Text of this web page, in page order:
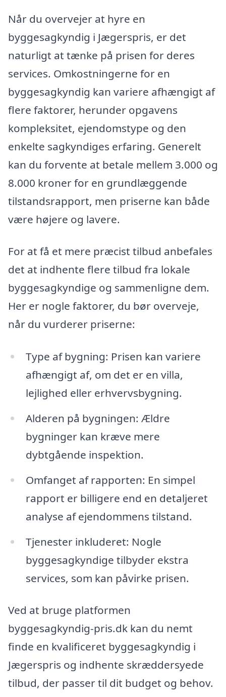
Når du overvejer at hyre en
byggesagkyndig i Jægerspris, er det
naturligt at tænke på prisen for deres
services. Omkostningerne for en
byggesagkyndig kan variere afhængigt af
flere faktorer, herunder opgavens
kompleksitet, ejendomstype og den
enkelte sagkyndiges erfaring. Generelt
kan du forvente at betale mellem 3.000 og
8.000 kroner for en grundlæggende
tilstandsrapport, men priserne kan både
være højere og lavere.
For at få et mere præcist tilbud anbefales
det at indhente flere tilbud fra lokale
byggesagkyndige og sammenligne dem.
Her er nogle faktorer, du bør overveje,
når du vurderer priserne:
Type af bygning: Prisen kan variere
afhængigt af, om det er en villa,
lejlighed eller erhvervsbygning.
Alderen på bygningen: Ældre
bygninger kan kræve mere
dybtgående inspektion.
Omfanget af rapporten: En simpel
rapport er billigere end en detaljeret
analyse af ejendommens tilstand.
Tjenester inkluderet: Nogle
byggesagkyndige tilbyder ekstra
services, som kan påvirke prisen.
Ved at bruge platformen
byggesagkyndig-pris.dk kan du nemt
finde en kvalificeret byggesagkyndig i
Jægerspris og indhente skræddersyede
tilbud, der passer til dit budget og behov.